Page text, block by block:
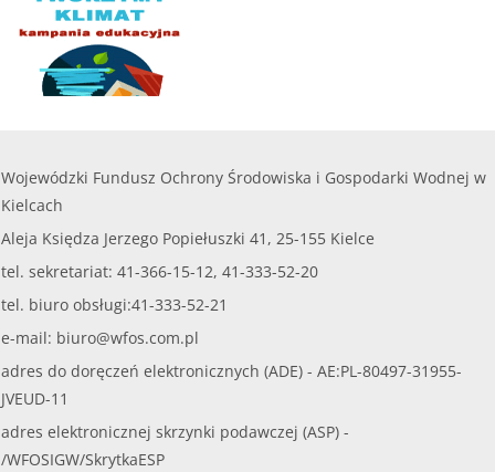
Wojewódzki Fundusz Ochrony Środowiska i Gospodarki Wodnej w
Kielcach
Aleja Księdza Jerzego Popiełuszki 41, 25-155 Kielce
tel. sekretariat: 41-366-15-12, 41-333-52-20
tel. biuro obsługi:41-333-52-21
e-mail: biuro@wfos.com.pl
adres do doręczeń elektronicznych (ADE) - AE:PL-80497-31955-
JVEUD-11
adres elektronicznej skrzynki podawczej (ASP) -
/WFOSIGW/SkrytkaESP